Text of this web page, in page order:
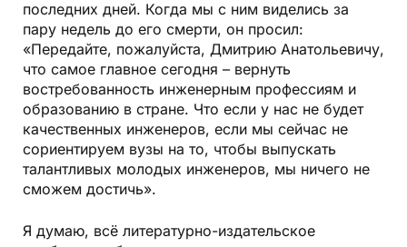
последних дней. Когда мы с ним виделись за
пару недель до его смерти, он просил:
«Передайте, пожалуйста, Дмитрию Анатольевичу,
что самое главное сегодня – вернуть
востребованность инженерным профессиям и
образованию в стране. Что если у нас не будет
качественных инженеров, если мы сейчас не
сориентируем вузы на то, чтобы выпускать
талантливых молодых инженеров, мы ничего не
сможем достичь».
Я думаю, всё литературно-издательское